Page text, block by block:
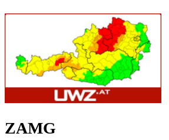
ZAMG